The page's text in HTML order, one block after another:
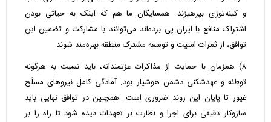
و کینه‌توزی بپرهیزند. همسایگان ما هم که اینک به حیاتی بودن
اشتراک منافع با ایران پی برده‌اند می‌توانند با مشارکت و تضمین این
توافق، از ثمرات امنیت و توسعه مشترک منطقه بهره‌مند شوند.
۸) همزمان با حمایت از مذاکرات عزتمندانه، باید نسبت به هرگونه
توطئه و عهدشکنی دشمن هوشیار بود. آمادگی کامل نیروهای مسلّح
غیور تا پایان این روند ضروری است. همچنین در توافق نهایی باید
سازوکار دقیقی برای اجرا و نظارت بر تعهدات دیده شود تا راه را بر